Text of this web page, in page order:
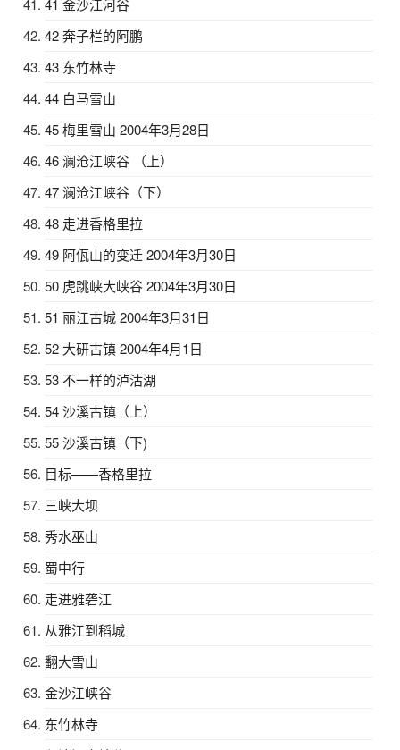
42 奔子栏的阿鹏
43 东竹林寺
44 白马雪山
45 梅里雪山 2004年3月28日
46 澜沧江峡谷 （上）
47 澜沧江峡谷（下）
48 走进香格里拉
49 阿佤山的变迁 2004年3月30日
50 虎跳峡大峡谷 2004年3月30日
51 丽江古城 2004年3月31日
52 大研古镇 2004年4月1日
53 不一样的泸沽湖
54 沙溪古镇（上）
55 沙溪古镇（下)
目标——香格里拉
三峡大坝
秀水巫山
蜀中行
走进雅砻江
从雅江到稻城
翻大雪山
金沙江峡谷
东竹林寺